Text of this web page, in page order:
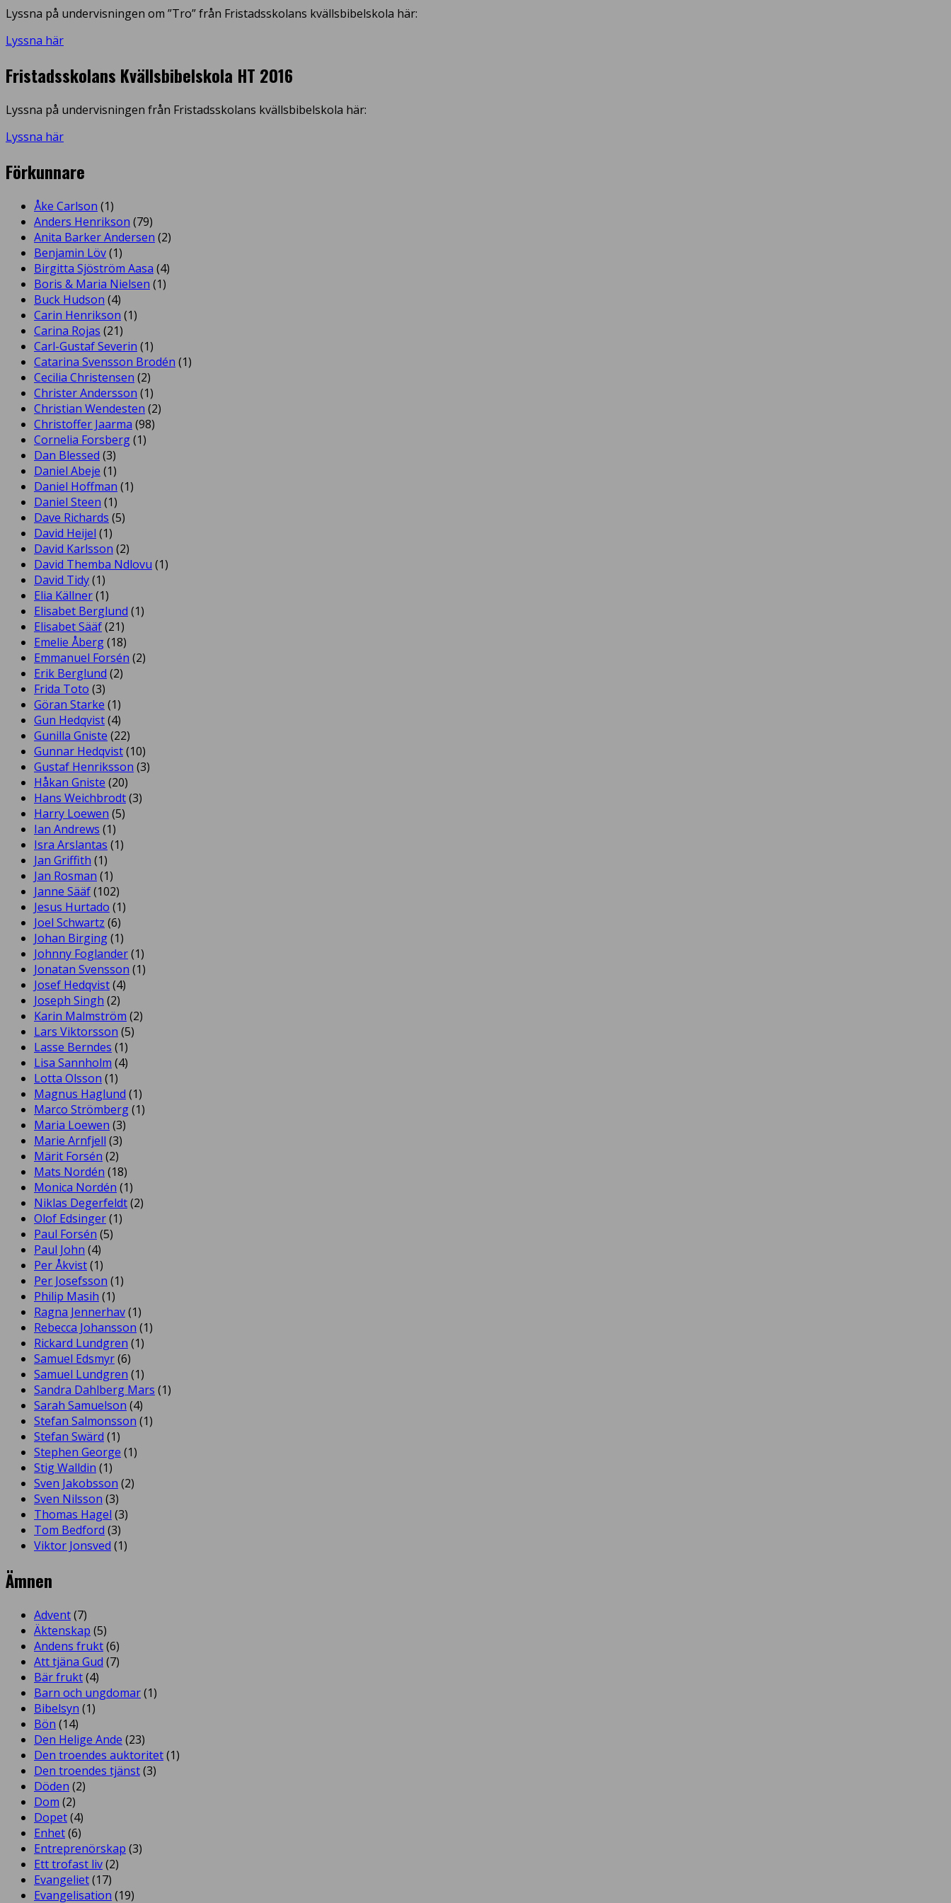
Lyssna på undervisningen om ”Tro” från Fristadsskolans kvällsbibelskola här:
Lyssna här
Fristadsskolans Kvällsbibelskola HT 2016
Lyssna på undervisningen från Fristadsskolans kvällsbibelskola här:
Lyssna här
Förkunnare
Åke Carlson (1)
Anders Henrikson (79)
Anita Barker Andersen (2)
Benjamin Löv(1)
Birgitta Sjöström Aasa (4)
Boris & Maria Nielsen (1)
Buck Hudson (4)
Carin Henrikson (1)
Carina Rojas (21)
Carl-Gustaf Severin (1)
Catarina Svensson Brodén (1)
Cecilia Christensen (2)
Christer Andersson (1)
Christian Wendesten (2)
Christoffer Jaarma (98)
Cornelia Forsberg(1)
Dan Blessed (3)
Daniel Abeje (1)
Daniel Hoffman (1)
Daniel Steen (1)
Dave Richards (5)
David Heijel (1)
David Karlsson (2)
David Themba Ndlovu (1)
David Tidy(1)
Elia Källner(1)
Elisabet Berglund (1)
Elisabet Sääf(21)
Emelie Åberg(18)
Emmanuel Forsén (2)
Erik Berglund (2)
Frida Toto (3)
Göran Starke (1)
Gun Hedqvist(4)
Gunilla Gniste (22)
Gunnar Hedqvist(10)
Gustaf Henriksson (3)
Håkan Gniste (20)
Hans Weichbrodt(3)
Harry Loewen (5)
Ian Andrews (1)
Isra Arslantas (1)
Jan Griffith (1)
Jan Rosman (1)
Janne Sääf(102)
Jesus Hurtado (1)
Joel Schwartz (6)
Johan Birging(1)
Johnny Foglander(1)
Jonatan Svensson (1)
Josef Hedqvist(4)
Joseph Singh (2)
Karin Malmström (2)
Lars Viktorsson (5)
Lasse Berndes (1)
Lisa Sannholm (4)
Lotta Olsson (1)
Magnus Haglund (1)
Marco Strömberg(1)
Maria Loewen (3)
Marie Arnfjell (3)
Märit Forsén (2)
Mats Nordén (18)
Monica Nordén (1)
Niklas Degerfeldt(2)
Olof Edsinger(1)
Paul Forsén (5)
Paul John (4)
Per Åkvist(1)
Per Josefsson (1)
Philip Masih (1)
Ragna Jennerhav(1)
Rebecca Johansson (1)
Rickard Lundgren (1)
Samuel Edsmyr(6)
Samuel Lundgren (1)
Sandra Dahlberg Mars (1)
Sarah Samuelson (4)
Stefan Salmonsson (1)
Stefan Swärd (1)
Stephen George (1)
Stig Walldin (1)
Sven Jakobsson (2)
Sven Nilsson (3)
Thomas Hagel (3)
Tom Bedford (3)
Viktor Jonsved (1)
Ämnen
Advent(7)
Äktenskap (5)
Andens frukt(6)
Att tjäna Gud (7)
Bär frukt(4)
Barn och ungdomar(1)
Bibelsyn (1)
Bön (14)
Den Helige Ande (23)
Den troendes auktoritet(1)
Den troendes tjänst(3)
Döden (2)
Dom (2)
Dopet(4)
Enhet(6)
Entreprenörskap (3)
Ett trofast liv(2)
Evangeliet(17)
Evangelisation (19)